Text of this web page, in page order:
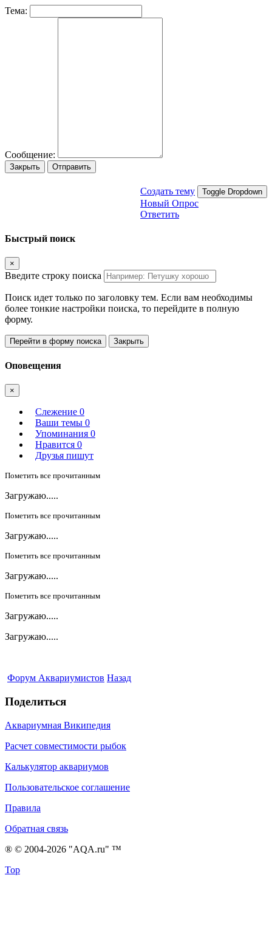
Тема:
Сообщение:
Закрыть Отправить
Создать тему Toggle Dropdown
Новый Опрос
Ответить
Быстрый поиск
×
Введите строку поиска
Поиск идет только по заголовку тем. Если вам необходимы
более тонкие настройки поиска, то перейдите в полную
форму.
Перейти в форму поиска Закрыть
Оповещения
×
Слежение 0
Ваши темы 0
Упоминания 0
Нравится 0
Друзья пишут
Пометить все прочитанным
Загружаю.....
Пометить все прочитанным
Загружаю.....
Пометить все прочитанным
Загружаю.....
Пометить все прочитанным
Загружаю.....
Загружаю.....
Форум Аквариумистов Назад
Поделиться
Аквариумная Википедия
Расчет совместимости рыбок
Калькулятор аквариумов
Пользовательское соглашение
Правила
Обратная связь
® © 2004-2026 "AQA.ru" ™
Top